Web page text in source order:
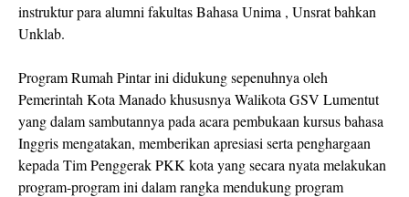
instruktur para alumni fakultas Bahasa Unima , Unsrat bahkan
Unklab.
Program Rumah Pintar ini didukung sepenuhnya oleh
Pemerintah Kota Manado khususnya Walikota GSV Lumentut
yang dalam sambutannya pada acara pembukaan kursus bahasa
Inggris mengatakan, memberikan apresiasi serta penghargaan
kepada Tim Penggerak PKK kota yang secara nyata melakukan
program-program ini dalam rangka mendukung program